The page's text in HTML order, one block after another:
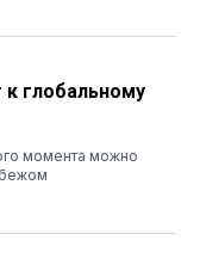
к глобальному
момента можно